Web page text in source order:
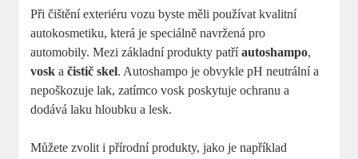
Při čištění exteriéru vozu byste měli používat kvalitní
autokosmetiku, která je speciálně navržená pro
automobily. Mezi základní produkty patříautoshampo,
vosk ačistič skel. Autoshampo je obvykle pH neutrální a
nepoškozuje lak, zatímco vosk poskytuje ochranu a
dodává laku hloubku a lesk.
Můžete zvolit i přírodní produkty, jako je například